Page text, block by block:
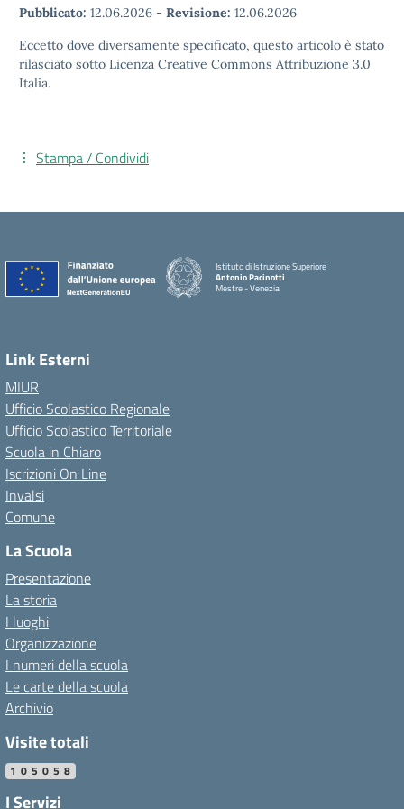
Pubblicato: 12.06.2026 - Revisione: 12.06.2026
Eccetto dove diversamente specificato, questo articolo è stato
rilasciato sotto Licenza Creative Commons Attribuzione 3.0
Italia.
Stampa / Condividi
Istituto di Istruzione Superiore
Antonio Pacinotti
Mestre - Venezia
Link Esterni
MIUR
Ufficio Scolastico Regionale
Ufficio Scolastico Territoriale
Scuola in Chiaro
Iscrizioni On Line
Invalsi
Comune
La Scuola
Presentazione
La storia
I luoghi
Organizzazione
I numeri della scuola
Le carte della scuola
Archivio
Visite totali
105058
I Servizi